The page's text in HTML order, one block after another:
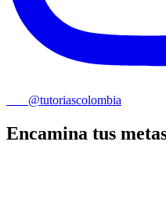
@tutoriascolombia
Encamina tus